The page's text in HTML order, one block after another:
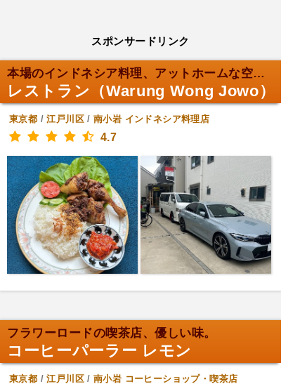
スポンサードリンク
本場のインドネシア料理、アットホームな空間で。
レストラン（Warung Wong Jowo）
東京都 /江戸川区/南小岩 インドネシア料理店
4.7
フラワーロードの喫茶店、優しい味。
コーヒーパーラー レモン
東京都 /江戸川区/南小岩 コーヒーショップ・喫茶店